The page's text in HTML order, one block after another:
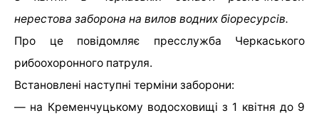
нерестова заборона на вилов водних біоресурсів.
Про це повідомляє пресслужба Черкаського
рибоохоронного патруля.
Встановлені наступні терміни заборони:
— на Кременчуцькому водосховищі з 1 квітня до 9